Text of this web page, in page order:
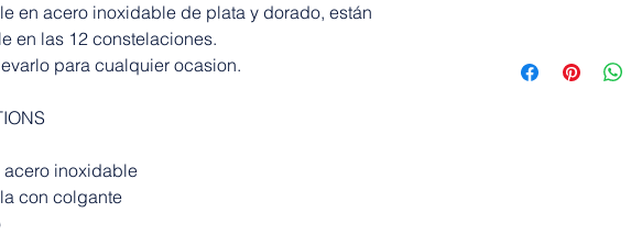
en acero inoxidable de plata y dorado, están
en las 12 constelaciones.
para cualquier ocasion.
inoxidable
con colgante